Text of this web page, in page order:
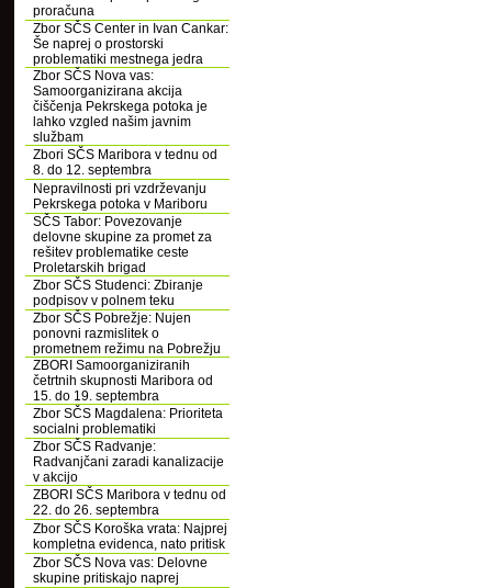
proračuna
Zbor SČS Center in Ivan Cankar:
Še naprej o prostorski
problematiki mestnega jedra
Zbor SČS Nova vas:
Samoorganizirana akcija
čiščenja Pekrskega potoka je
lahko vzgled našim javnim
službam
Zbori SČS Maribora v tednu od
8. do 12. septembra
Nepravilnosti pri vzdrževanju
Pekrskega potoka v Mariboru
SČS Tabor: Povezovanje
delovne skupine za promet za
rešitev problematike ceste
Proletarskih brigad
Zbor SČS Studenci: Zbiranje
podpisov v polnem teku
Zbor SČS Pobrežje: Nujen
ponovni razmislitek o
prometnem režimu na Pobrežju
ZBORI Samoorganiziranih
četrtnih skupnosti Maribora od
15. do 19. septembra
Zbor SČS Magdalena: Prioriteta
socialni problematiki
Zbor SČS Radvanje:
Radvanjčani zaradi kanalizacije
v akcijo
ZBORI SČS Maribora v tednu od
22. do 26. septembra
Zbor SČS Koroška vrata: Najprej
kompletna evidenca, nato pritisk
Zbor SČS Nova vas: Delovne
skupine pritiskajo naprej